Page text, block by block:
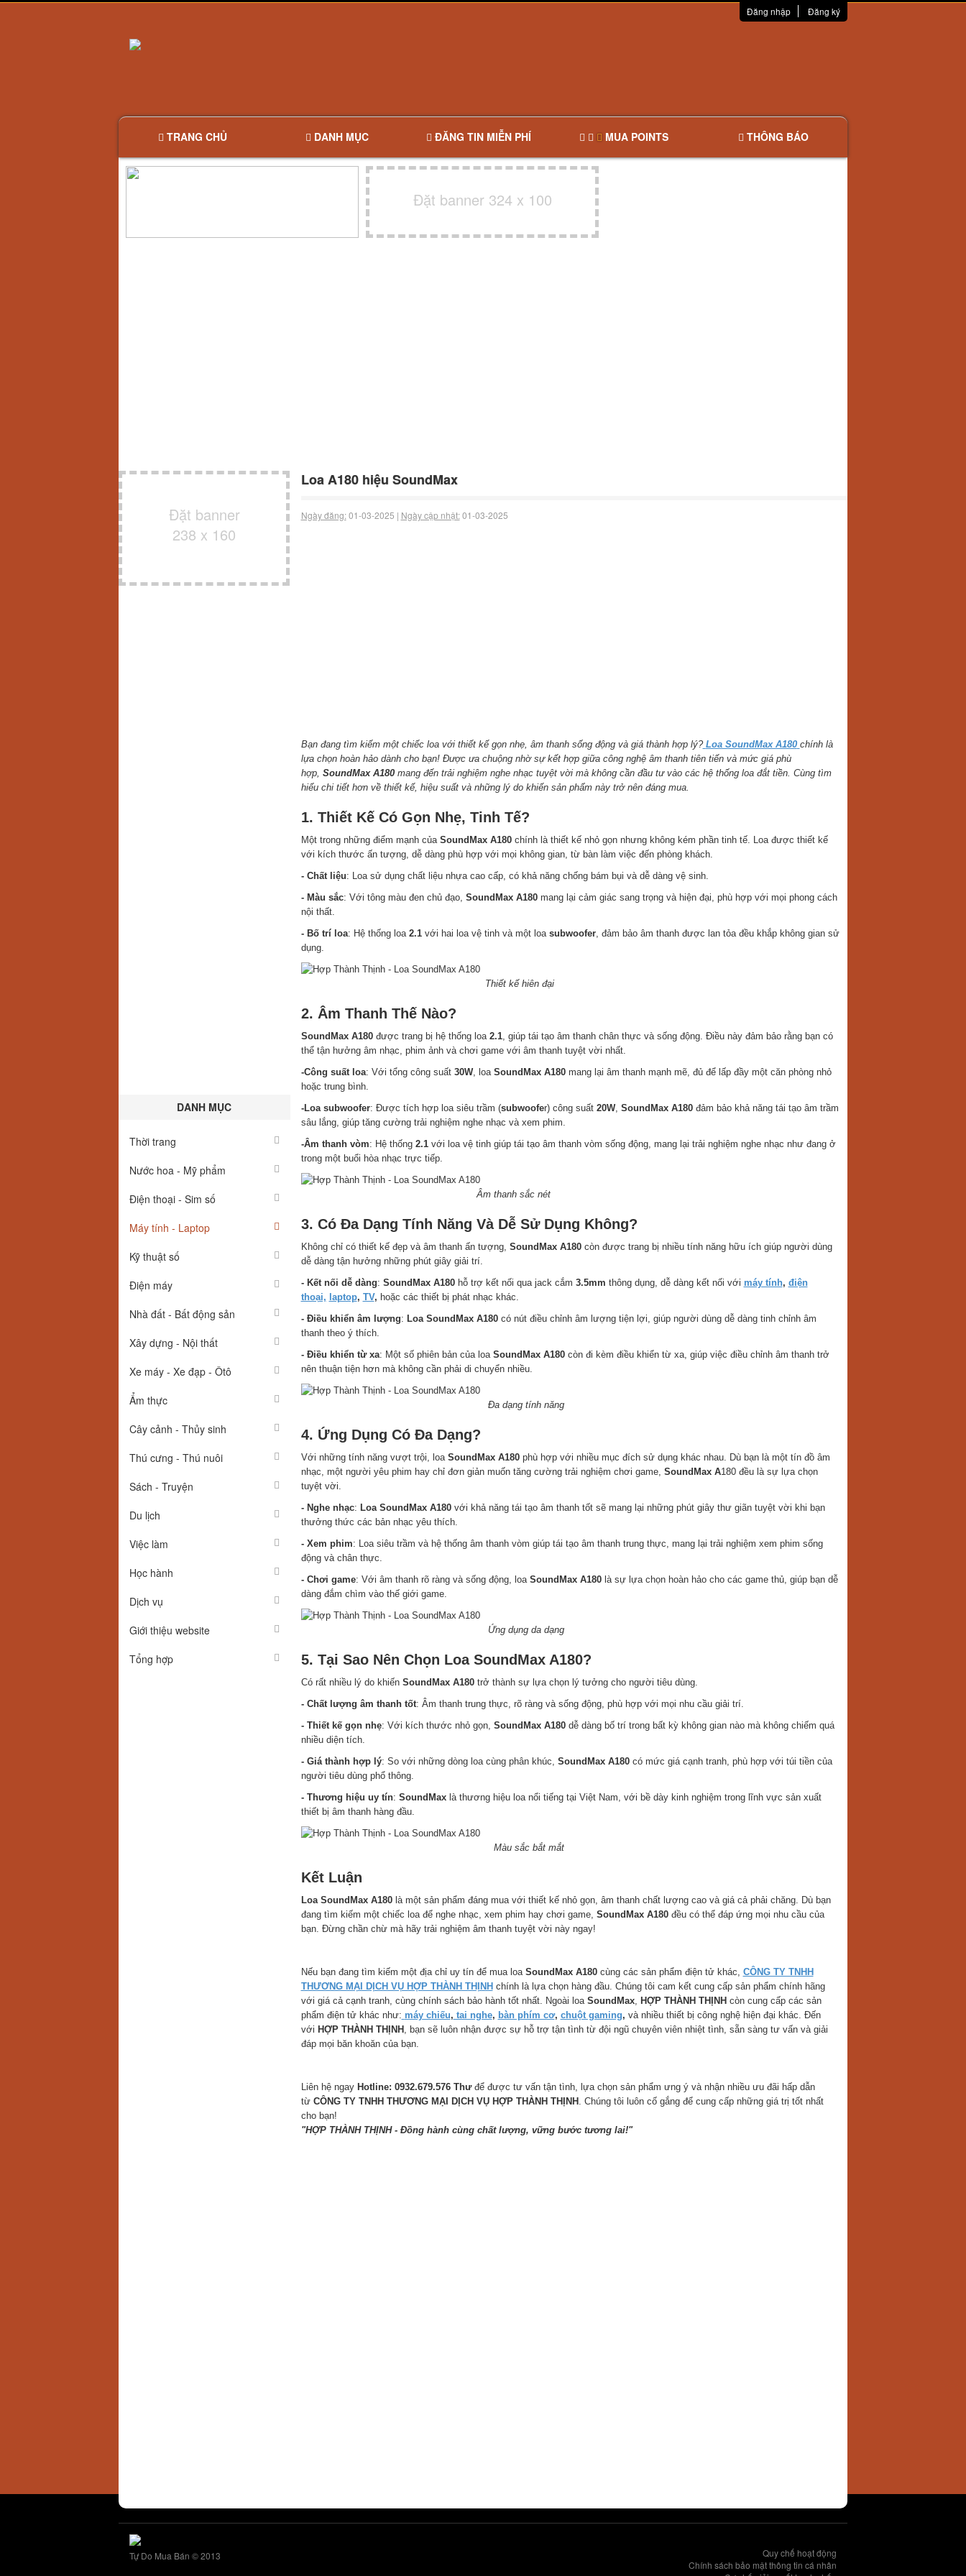
Đăng nhập Đăng ký
TRANG CHỦ DANH MỤC ĐĂNG TIN MIỄN PHÍ MUA POINTS THÔNG BÁO
Đặt banner 324 x 100
Đặt banner
238 x 160
DANH MỤC
Thời trang
Nước hoa - Mỹ phẩm
Điện thoại - Sim số
Máy tính - Laptop
Kỹ thuật số
Điện máy
Nhà đất - Bất động sản
Xây dựng - Nội thất
Xe máy - Xe đạp - Ôtô
Ẩm thực
Cây cảnh - Thủy sinh
Thú cưng - Thú nuôi
Sách - Truyện
Du lịch
Việc làm
Học hành
Dịch vụ
Giới thiệu website
Tổng hợp
Loa A180 hiệu SoundMax
Ngày đăng:01-03-2025 | Ngày cập nhật:01-03-2025
Bạn đang tìm kiếm một chiếc loa với thiết kế gọn nhẹ, âm thanh sống động và giá thành hợp lý? Loa SoundMax A180 chính là
lựa chọn hoàn hảo dành cho bạn! Được ưa chuộng nhờ sự kết hợp giữa công nghệ âm thanh tiên tiến và mức giá phù
hợp, SoundMax A180mang đến trải nghiệm nghe nhạc tuyệt vời mà không cần đầu tư vào các hệ thống loa đắt tiền. Cùng tìm
hiểu chi tiết hơn về thiết kế, hiệu suất và những lý do khiến sản phẩm này trở nên đáng mua.
1. Thiết Kế Có Gọn Nhẹ, Tinh Tế?
Một trong những điểm mạnh củaSoundMax A180 chính là thiết kế nhỏ gọn nhưng không kém phần tinh tế. Loa được thiết kế
với kích thước ấn tượng, dễ dàng phù hợp với mọi không gian, từ bàn làm việc đến phòng khách.
- Chất liệu: Loa sử dụng chất liệu nhựa cao cấp, có khả năng chống bám bụi và dễ dàng vệ sinh.
- Màu sắc: Với tông màu đen chủ đạo, SoundMax A180 mang lại cảm giác sang trọng và hiện đại, phù hợp với mọi phong cách
nội thất.
- Bố trí loa: Hệ thống loa 2.1 với hai loa vệ tinh và một loa subwoofer, đảm bảo âm thanh được lan tỏa đều khắp không gian sử
dụng.
Thiết kế hiên đại
2. Âm Thanh Thế Nào?
SoundMax A180được trang bị hệ thống loa2.1, giúp tái tạo âm thanh chân thực và sống động. Điều này đảm bảo rằng bạn có
thể tận hưởng âm nhạc, phim ảnh và chơi game với âm thanh tuyệt vời nhất.
-Công suất loa: Với tổng công suất 30W, loa SoundMax A180mang lại âm thanh mạnh mẽ, đủ để lấp đầy một căn phòng nhỏ
hoặc trung bình.
-Loa subwoofer: Được tích hợp loa siêu trầm (subwoofer) công suất 20W, SoundMax A180 đảm bảo khả năng tái tạo âm trầm
sâu lắng, giúp tăng cường trải nghiệm nghe nhạc và xem phim.
-Âm thanh vòm: Hệ thống2.1với loa vệ tinh giúp tái tạo âm thanh vòm sống động, mang lại trải nghiệm nghe nhạc như đang ở
trong một buổi hòa nhạc trực tiếp.
Âm thanh sắc nét
3. Có Đa Dạng Tính Năng Và Dễ Sử Dụng Không?
Không chỉ có thiết kế đẹp và âm thanh ấn tượng, SoundMax A180 còn được trang bị nhiều tính năng hữu ích giúp người dùng
dễ dàng tận hưởng những phút giây giải trí.
- Kết nối dễ dàng: SoundMax A180hỗ trợ kết nối qua jack cắm 3.5mm thông dụng, dễ dàng kết nối với máy tính, điện
thoại, laptop, TV, hoặc các thiết bị phát nhạc khác.
- Điều khiển âm lượng: Loa SoundMax A180 có nút điều chỉnh âm lượng tiện lợi, giúp người dùng dễ dàng tinh chỉnh âm
thanh theo ý thích.
- Điều khiển từ xa: Một số phiên bản của loa SoundMax A180còn đi kèm điều khiển từ xa, giúp việc điều chỉnh âm thanh trở
nên thuận tiện hơn mà không cần phải di chuyển nhiều.
Đa dạng tính năng
4. Ứng Dụng Có Đa Dạng?
Với những tính năng vượt trội, loa SoundMax A180 phù hợp với nhiều mục đích sử dụng khác nhau. Dù bạn là một tín đồ âm
nhạc, một người yêu phim hay chỉ đơn giản muốn tăng cường trải nghiệm chơi game, SoundMax A180 đều là sự lựa chọn
tuyệt vời.
- Nghe nhạc: Loa SoundMax A180 với khả năng tái tạo âm thanh tốt sẽ mang lại những phút giây thư giãn tuyệt vời khi bạn
thưởng thức các bản nhạc yêu thích.
- Xem phim: Loa siêu trầm và hệ thống âm thanh vòm giúp tái tạo âm thanh trung thực, mang lại trải nghiệm xem phim sống
động và chân thực.
- Chơi game: Với âm thanh rõ ràng và sống động, loa SoundMax A180là sự lựa chọn hoàn hảo cho các game thủ, giúp bạn dễ
dàng đắm chìm vào thế giới game.
Ứng dụng da dạng
5. Tại Sao Nên Chọn Loa SoundMax A180?
Có rất nhiều lý do khiến SoundMax A180trở thành sự lựa chọn lý tưởng cho người tiêu dùng.
- Chất lượng âm thanh tốt: Âm thanh trung thực, rõ ràng và sống động, phù hợp với mọi nhu cầu giải trí.
- Thiết kế gọn nhẹ: Với kích thước nhỏ gọn, SoundMax A180 dễ dàng bố trí trong bất kỳ không gian nào mà không chiếm quá
nhiều diện tích.
- Giá thành hợp lý: So với những dòng loa cùng phân khúc, SoundMax A180có mức giá cạnh tranh, phù hợp với túi tiền của
người tiêu dùng phổ thông.
- Thương hiệu uy tín: SoundMaxlà thương hiệu loa nổi tiếng tại Việt Nam, với bề dày kinh nghiệm trong lĩnh vực sản xuất
thiết bị âm thanh hàng đầu.
Màu sắc bắt mắt
Kết Luận
Loa SoundMax A180 là một sản phẩm đáng mua với thiết kế nhỏ gọn, âm thanh chất lượng cao và giá cả phải chăng. Dù bạn
đang tìm kiếm một chiếc loa để nghe nhạc, xem phim hay chơi game, SoundMax A180đều có thể đáp ứng mọi nhu cầu của
bạn. Đừng chần chừ mà hãy trải nghiệm âm thanh tuyệt vời này ngay!
Nếu bạn đang tìm kiếm một địa chỉ uy tín để mua loa SoundMax A180cùng các sản phẩm điện tử khác, CÔNG TY TNHH
THƯƠNG MẠI DỊCH VỤ HỢP THÀNH THỊNH chính là lựa chọn hàng đầu. Chúng tôi cam kết cung cấp sản phẩm chính hãng
với giá cả cạnh tranh, cùng chính sách bảo hành tốt nhất. Ngoài loa SoundMax, HỢP THÀNH THỊNH còn cung cấp các sản
phẩm điện tử khác như: máy chiếu, tai nghe, bàn phím cơ, chuột gaming, và nhiều thiết bị công nghệ hiện đại khác. Đến
với HỢP THÀNH THỊNH , bạn sẽ luôn nhận được sự hỗ trợ tận tình từ đội ngũ chuyên viên nhiệt tình, sẵn sàng tư vấn và giải
đáp mọi băn khoăn của bạn.
Liên hệ ngay Hotline: 0932.679.576 Thư để được tư vấn tận tình, lựa chọn sản phẩm ưng ý và nhận nhiều ưu đãi hấp dẫn
từ CÔNG TY TNHH THƯƠNG MẠI DỊCH VỤ HỢP THÀNH THỊNH . Chúng tôi luôn cố gắng để cung cấp những giá trị tốt nhất
cho bạn!
"HỢP THÀNH THỊNH - Đồng hành cùng chất lượng, vững bước tương lai!"
Tự Do Mua Bán © 2013
Quy chế hoạt động
Chính sách bảo mật thông tin cá nhân